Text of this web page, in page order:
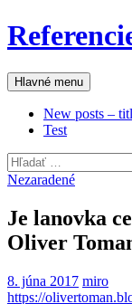
Preskočiť
na
Hľadať
Hlavné menu
New posts –
Test
Hľadať:
Nezaradené
Je lanovka
Oliver
8. júna 2017 miro
https://